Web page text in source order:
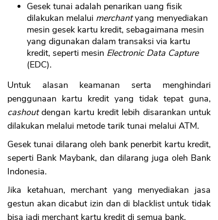
Gesek tunai adalah penarikan uang fisik
dilakukan melalui merchantyang menyediakan
mesin gesek kartu kredit, sebagaimana mesin
yang digunakan dalam transaksi via kartu
kredit, seperti mesin Electronic Data Capture
(EDC).
Untuk alasan keamanan serta menghindari
penggunaan kartu kredit yang tidak tepat guna,
cashoutdengan kartu kredit lebih disarankan untuk
dilakukan melalui metode tarik tunai melalui ATM.
Gesek tunai dilarang oleh bank penerbit kartu kredit,
seperti Bank Maybank, dan dilarang juga oleh Bank
Indonesia.
Jika ketahuan, merchant yang menyediakan jasa
gestun akan dicabut izin dan di blacklist untuk tidak
bisa jadi merchant kartu kredit di semua bank.